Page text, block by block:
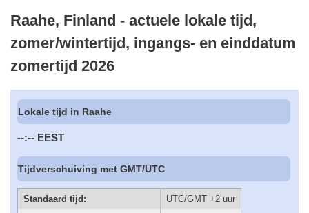
Raahe, Finland - actuele lokale tijd,
zomer/wintertijd, ingangs- en einddatum
zomertijd 2026
Lokale tijd in Raahe
--:-- EEST
Tijdverschuiving met GMT/UTC
Standaard tijd:
UTC/GMT +2 uur